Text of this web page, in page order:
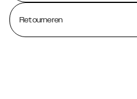
Retourneren